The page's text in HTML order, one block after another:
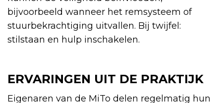
bijvoorbeeld wanneer het remsysteem of
stuurbekrachtiging uitvallen. Bij twijfel:
stilstaan en hulp inschakelen.
ERVARINGEN UIT DE PRAKTIJK
Eigenaren van de MiTo delen regelmatig hun